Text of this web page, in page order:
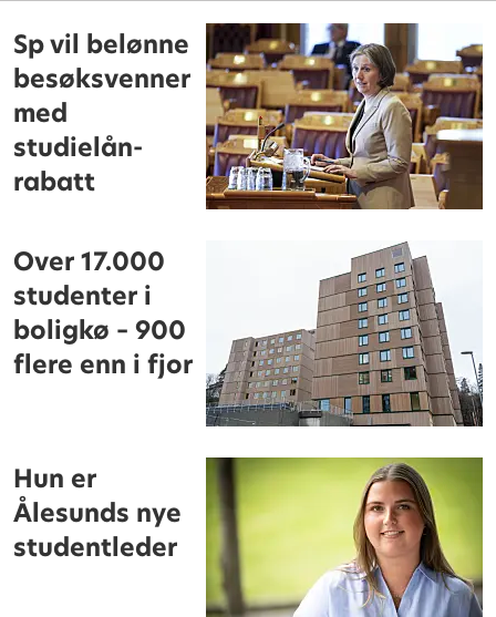
Sp vil belønne
besøksvenner
med
studielån-
rabatt
Over 17.000
studenter i
boligkø – 900
flere enn i fjor
Hun er
Ålesunds nye
studentleder